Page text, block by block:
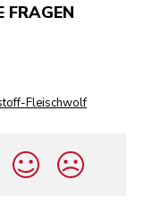
FRAGEN
Fleischwolf